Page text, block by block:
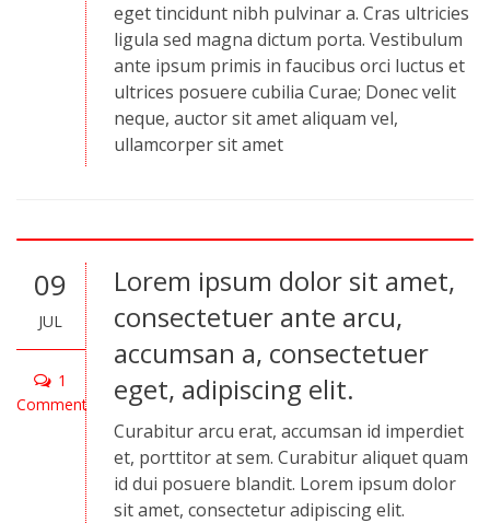
eget tincidunt nibh pulvinar a. Cras ultricies
ligula sed magna dictum porta. Vestibulum
ante ipsum primis in faucibus orci luctus et
ultrices posuere cubilia Curae; Donec velit
neque, auctor sit amet aliquam vel,
ullamcorper sit amet
09
JUL
1
Comment
Lorem ipsum dolor sit amet,
consectetuer ante arcu,
accumsan a, consectetuer
eget, adipiscing elit.
Curabitur arcu erat, accumsan id imperdiet
et, porttitor at sem. Curabitur aliquet quam
id dui posuere blandit. Lorem ipsum dolor
sit amet, consectetur adipiscing elit.